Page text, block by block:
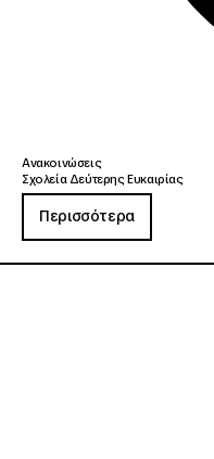
Ανακοινώσεις
Σχολεία Δεύτερης Ευκαιρίας
Περισσότερα